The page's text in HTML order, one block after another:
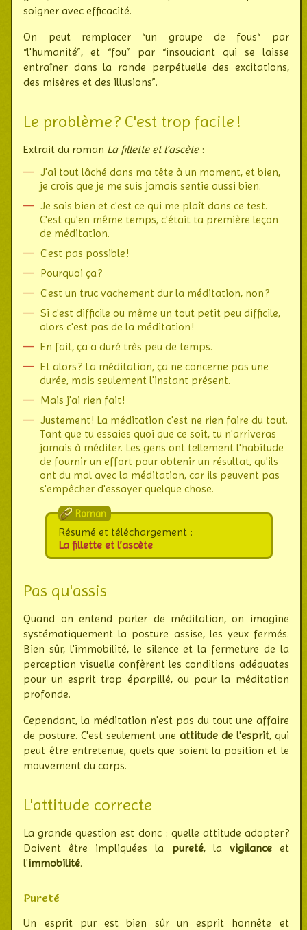
soigner avec effi­cacité.
On peut remplacer “un groupe de fous“ par
“l'humanité”, et “fou” par “insou­ciant qui se laisse
entraî­ner dans la ronde perpé­tuelle des exci­ta­tions,
des misères et des illusions”.
Le problème ? C'est trop facile !
Extrait du roman La fillette et l’ascète:
J'ai tout lâché dans ma tête à un moment, et bien,
je crois que je me suis jamais sentie aussi bien.
Je sais bien et c'est ce qui me plaît dans ce test.
C'est qu'en même temps, c'était ta première leçon
de méditation.
C'est pas possible !
Pourquoi ça ?
C'est un truc vachement dur la méditation, non ?
Si c'est difficile ou même un tout petit peu difficile,
alors c'est pas de la méditation !
En fait, ça a duré très peu de temps.
Et alors ? La méditation, ça ne concerne pas une
durée, mais seulement l'instant présent.
Mais j'ai rien fait !
Justement ! La méditation c'est ne rien faire du tout.
Tant que tu essaies quoi que ce soit, tu n'arriveras
jamais à méditer. Les gens ont tellement l'habitude
de fournir un effort pour obtenir un résultat, qu'ils
ont du mal avec la méditation, car ils peuvent pas
s'empêcher d'essayer quelque chose.
Roman
Résumé et téléchargement :
La fillette et l’ascète
Pas qu'assis
Quand on entend parler de méditation, on imagine
systé­ma­ti­que­ment la posture assi­se, les yeux fermés.
Bien sûr, l'immo­bilité, le silence et la ferme­ture de la
per­cep­tion visu­elle con­fè­rent les condi­tions adé­quates
pour un esprit trop épar­pillé, ou pour la médi­tation
pro­fonde.
Cependant, la méditation n'est pas du tout une affaire
de posture. C'est seule­ment une attitude de l'esprit, qui
peut être entre­tenue, quels que soient la position et le
mou­ve­ment du corps.
L'attitude correcte
La grande question est donc : quelle attitude adopter ?
Doivent être impli­quées la pureté, la vigilanceet
l'immobilité.
Pureté
Un esprit pur est bien sûr un esprit honnête et